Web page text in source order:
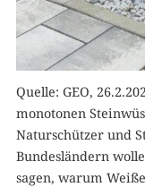
Quelle: GEO,
monotonen
Naturschützer und
Bundesländern
sagen, warum